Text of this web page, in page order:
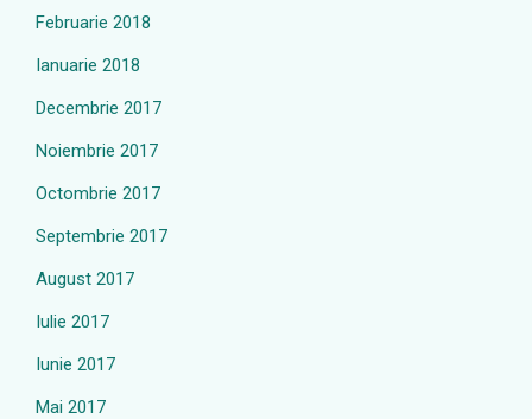
Februarie 2018
Ianuarie 2018
Decembrie 2017
Noiembrie 2017
Octombrie 2017
Septembrie 2017
August 2017
Iulie 2017
Iunie 2017
Mai 2017